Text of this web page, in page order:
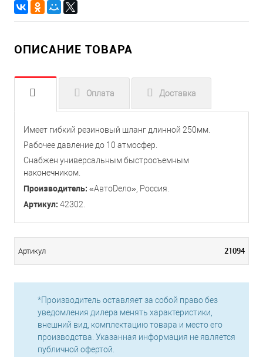
ОПИСАНИЕ ТОВАРА
Оплата Доставка
Имеет гибкий резиновый шланг длинной 250мм.
Рабочее давление до 10 атмосфер.
Снабжен универсальным быстросъемным
наконечником.
Производитель: «АвтоDело», Россия.
Артикул: 42302.
Артикул 21094
*Производитель оставляет за собой право без
уведомления дилера менять характеристики,
внешний вид, комплектацию товара и место его
производства. Указанная информация не является
публичной офертой.